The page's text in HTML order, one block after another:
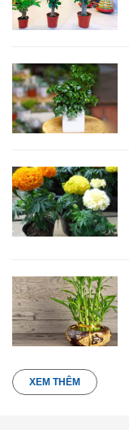
XEM THÊM